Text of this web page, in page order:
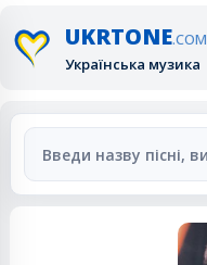
UKRTONE.COM
Українська музика